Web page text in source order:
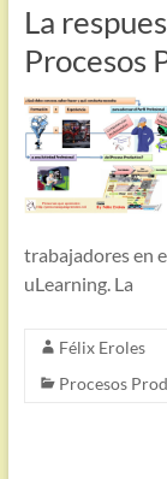
La
Procesos
trabajadores en
uLearning. La
Félix Eroles
Procesos